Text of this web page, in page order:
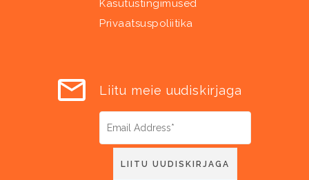
Kasutustingimused
Privaatsuspoliitika
Liitu meie uudiskirjaga